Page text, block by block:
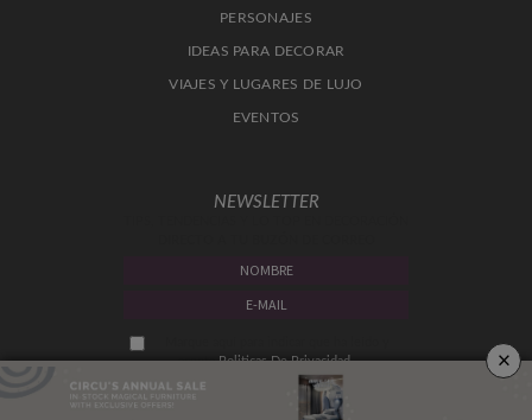
PERSONAJES
IDEAS PARA DECORAR
VIAJES Y LUGARES DE LUJO
EVENTOS
NEWSLETTER
aceptaPoliticas De Privacidad. ×